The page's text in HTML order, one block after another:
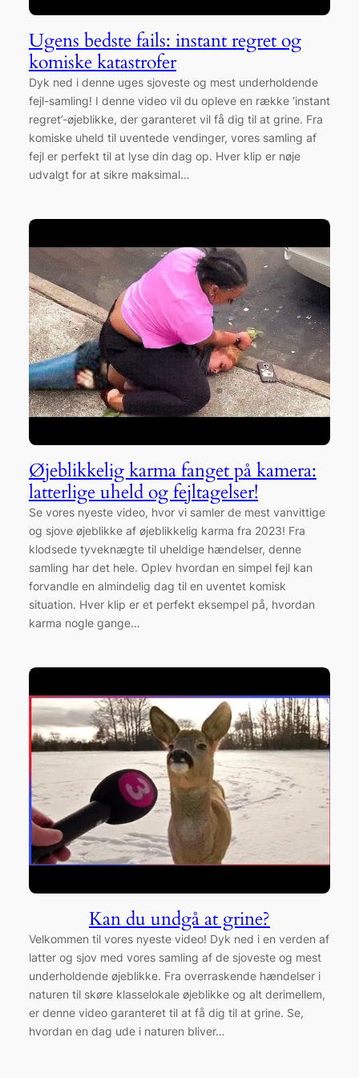
Ugens bedste fails: instant regret og
komiske katastrofer
Dyk ned i denne uges sjoveste og mest underholdende
fejl-samling! I denne video vil du opleve en række ‘instant
regret’-øjeblikke, der garanteret vil få dig til at grine. Fra
komiske uheld til uventede vendinger, vores samling af
fejl er perfekt til at lyse din dag op. Hver klip er nøje
udvalgt for at sikre maksimal…
Øjeblikkelig karma fanget på kamera:
latterlige uheld og fejltagelser!
Se vores nyeste video, hvor vi samler de mest vanvittige
og sjove øjeblikke af øjeblikkelig karma fra 2023! Fra
klodsede tyveknægte til uheldige hændelser, denne
samling har det hele. Oplev hvordan en simpel fejl kan
forvandle en almindelig dag til en uventet komisk
situation. Hver klip er et perfekt eksempel på, hvordan
karma nogle gange…
Kan du undgå at grine?
Velkommen til vores nyeste video! Dyk ned i en verden af
latter og sjov med vores samling af de sjoveste og mest
underholdende øjeblikke. Fra overraskende hændelser i
naturen til skøre klasselokale øjeblikke og alt derimellem,
er denne video garanteret til at få dig til at grine. Se,
hvordan en dag ude i naturen bliver…